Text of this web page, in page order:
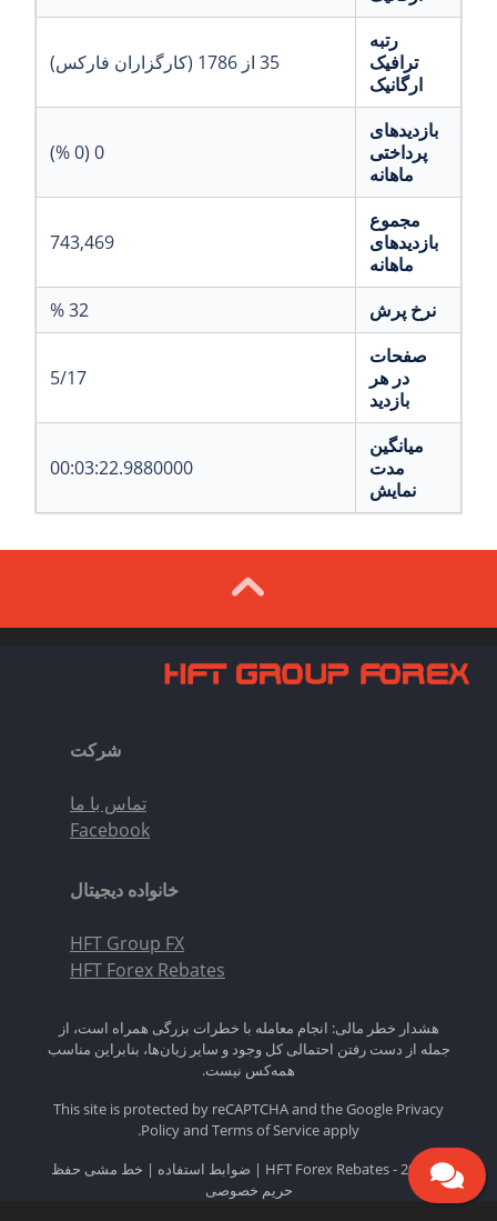
رتبه
ترافیک
ارگانیک
35 از 1786 (کارگزاران فارکس)
بازدیدهای
پرداختی
ماهانه
0 (0 %)
مجموع
بازدیدهای
ماهانه
743,469
نرخ پرش
32 %
صفحات
در هر
بازدید
5/17
میانگین
مدت
نمایش
00:03:22.9880000
شرکت
تماس با ما
Facebook
خانواده دیجیتال
HFT Group FX
HFT Forex Rebates
هشدار خطر مالی: انجام معامله با خطرات بزرگی همراه است، از
جمله از دست رفتن احتمالی کل وجود و سایر زیان‌ها، بنابراین مناسب
همه‌کس نیست.
This site is protected by reCAPTCHA and the Google Privacy
Policyand Terms of Serviceapply.
© 2026 - HFT Forex Rebates |
ضوابط استفاده | خط مشی حفظ
حریم خصوصی